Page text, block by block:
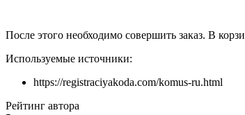
После этого необходимо совершить заказ. В
Используемые источники:
https://registraciyakoda.com/komus-ru.html
Рейтинг автора